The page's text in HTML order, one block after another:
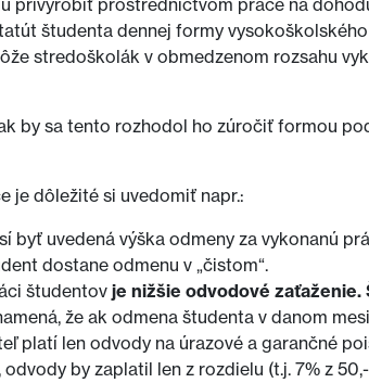
privyrobiť prostredníctvom práce na
študenta dennej formy
stredoškolák v obmedzenom rozsahu
by sa tento rozhodol ho zúročiť formou
je dôležité si uvedomiť napr.:
uvedená výška odmeny za vykonanú
dostane odmenu v „čistom“.
študentovje nižšie odvodové
že ak odmena študenta v danom
platí len odvody na úrazové a garančné
by zaplatil len z rozdielu (t.j. 7% z